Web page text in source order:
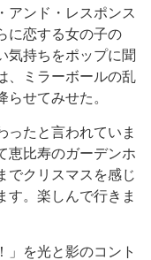
アンド・レスポンス
に恋する女の子の
気持ちをポップに聞
、ミラーボールの乱
せてみせた。
たと言われていま
恵比寿のガーデンホ
でクリスマスを感じ
す。楽しんで行きま
を光と影のコント